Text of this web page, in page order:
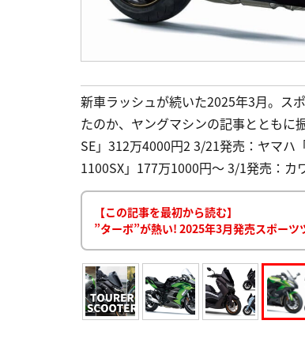
新車ラッシュが続いた2025年3月。ス
たのか、ヤングマシンの記事とともに
SE」312万4000円2 3/21発売：ヤマハ
1100SX」177万1000円～ 3/1発売：
【この記事を最初から読む】
”ターボ”が熱い! 2025年3月発売スポーツ